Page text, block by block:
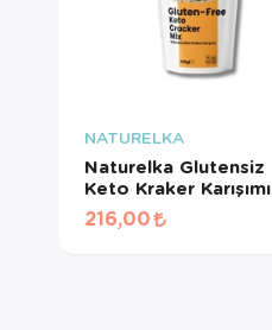
NATURELKA
Naturelka Glutensiz
Keto Kraker Karışımı
300 Gr
216,00